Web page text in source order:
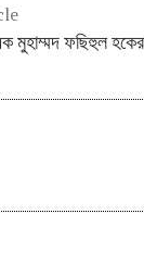
মুহাম্মদ ফছিহুল